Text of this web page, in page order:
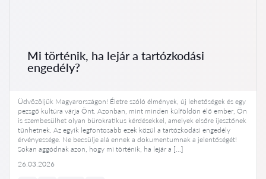
Mi történik, ha lejár a tartózkodási
engedély?
Üdvözöljük Magyarországon! Életre szóló élmények, új lehetőségek és egy
pezsgő kultúra várja Önt. Azonban, mint minden külföldön élő ember, Ön
is szembesülhet olyan bürokratikus kérdésekkel, amelyek elsőre ijesztőnek
tűnhetnek. Az egyik legfontosabb ezek közül a tartózkodási engedély
érvényessége. Ne becsülje alá ennek a dokumentumnak a jelentőségét!
Sokan aggódnak azon, hogy mi történik, ha lejár a […]
26.03.2026